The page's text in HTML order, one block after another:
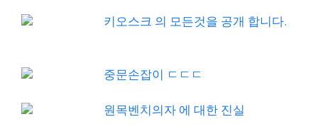
키오스크 의 모든것을 공개 합니다.
중문손잡이 ㄷㄷㄷ
원목벤치의자 에 대한 진실